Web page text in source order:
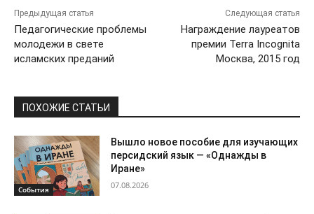
Предыдущая статья
Педагогические проблемы
молодежи в свете
исламских преданий
Следующая статья
Награждение лауреатов
премии Terra Incognita
Москва, 2015 год
ПОХОЖИЕ СТАТЬИ
События
Вышло новое пособие для изучающих
персидский язык — «Однажды в
Иране»
07.08.2026